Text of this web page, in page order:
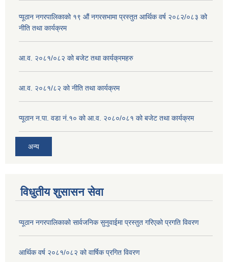
प्यूठान नगरपालिकाको १९ औं नगरसभामा प्रस्तुत आर्थिक वर्ष २०८२/०८३ को
नीति तथा कार्यक्रम
आ.व. २०८१/०८२ को बजेट तथा कार्यक्रमहरु
आ.व. २०८१/८२ को नीति तथा कार्यक्रम
प्यूठान न.पा. वडा नं.१० को आ.व. २०८०/०८१ को बजेट तथा कार्यक्रम
अन्य
विधुतीय शुसासन सेवा
प्यूठान नगरपालिकाको सार्वजनिक सुनुवाईमा प्रस्तुत गरिएको प्रगति विवरण
आर्थिक वर्ष २०८१/०८२ को वार्षिक प्रगित विवरण